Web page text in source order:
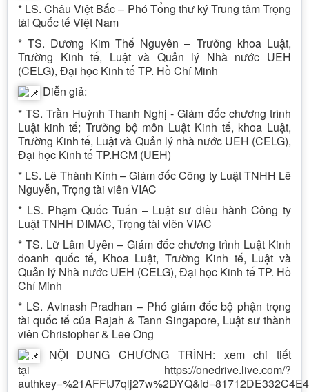
* LS. Châu Việt Bắc – Phó Tổng thư ký Trung tâm Trọng
tài Quốc tế Việt Nam
* TS. Dương Kim Thế Nguyên – Trưởng khoa Luật,
Trường Kinh tế, Luật và Quản lý Nhà nước UEH
(CELG), Đại học Kinh tế TP. Hồ Chí Minh
Diễn giả:
* TS. Trần Huỳnh Thanh Nghị - Giám đốc chương trình
Luật kinh tế; Trưởng bộ môn Luật Kinh tế, khoa Luật,
Trường Kinh tế, Luật và Quản lý nhà nước UEH (CELG),
Đại học Kinh tế TP.HCM (UEH)
* LS. Lê Thành Kính – Giám đốc Công ty Luật TNHH Lê
Nguyễn, Trọng tài viên VIAC
* LS. Phạm Quốc Tuấn – Luật sư điều hành Công ty
Luật TNHH DIMAC, Trọng tài viên VIAC
* TS. Lữ Lâm Uyên – Giám đốc chương trình Luật Kinh
doanh quốc tế, Khoa Luật, Trường Kinh tế, Luật và
Quản lý Nhà nước UEH (CELG), Đại học Kinh tế TP. Hồ
Chí Minh
* LS. Avinash Pradhan – Phó giám đốc bộ phận trọng
tài quốc tế của Rajah & Tann Singapore, Luật sư thành
viên Christopher & Lee Ong
NỘI DUNG CHƯƠNG TRÌNH: xem chi tiết
tại https://onedrive.live.com/?